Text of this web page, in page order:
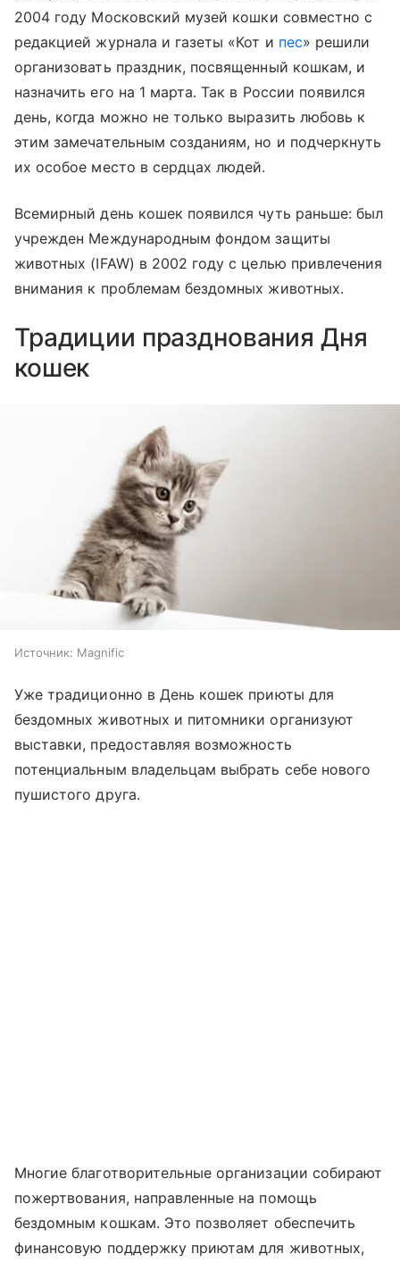
2004 году Московский музей кошки совместно с
редакцией журнала и газеты «Кот и пес» решили
организовать праздник, посвященный кошкам, и
назначить его на 1 марта. Так в России появился
день, когда можно не только выразить любовь к
этим замечательным созданиям, но и подчеркнуть
их особое место в сердцах людей.
Всемирный день кошек появился чуть раньше: был
учрежден Международным фондом защиты
животных (IFAW) в 2002 году с целью привлечения
внимания к проблемам бездомных животных.
Традиции празднования Дня
кошек
Источник: Magnific
Уже традиционно в День кошек приюты для
бездомных животных и питомники организуют
выставки, предоставляя возможность
потенциальным владельцам выбрать себе нового
пушистого друга.
Многие благотворительные организации собирают
пожертвования, направленные на помощь
бездомным кошкам. Это позволяет обеспечить
финансовую поддержку приютам для животных,